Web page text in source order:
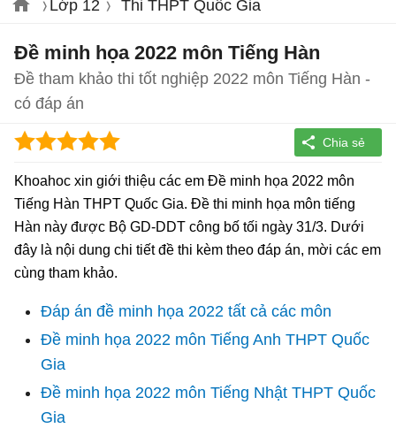
Lớp 12 Thi THPT Quốc Gia
Đề minh họa 2022 môn Tiếng Hàn
Đề tham khảo thi tốt nghiệp 2022 môn Tiếng Hàn -
có đáp án
Khoahoc xin giới thiệu các em Đề minh họa 2022 môn
Tiếng Hàn THPT Quốc Gia. Đề thi minh họa môn tiếng
Hàn này được Bộ GD-DDT công bố tối ngày 31/3. Dưới
đây là nội dung chi tiết đề thi kèm theo đáp án, mời các em
cùng tham khảo.
Đáp án đề minh họa 2022 tất cả các môn
Đề minh họa 2022 môn Tiếng Anh THPT Quốc
Gia
Đề minh họa 2022 môn Tiếng Nhật THPT Quốc
Gia